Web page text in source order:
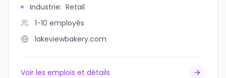
Industrie: Retail
1-10 employés
lakeviewbakery.com
Voir les emplois et détails